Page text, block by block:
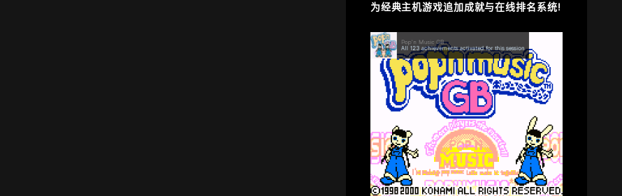
为经典主机游戏追加成就与在线排名系统!